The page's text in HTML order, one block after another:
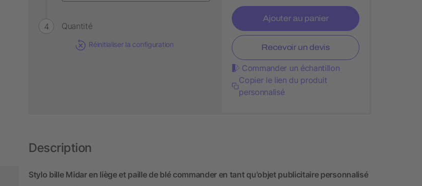
Quantité
Réinitialiser la configuration
Ajouter au panier
Recevoir un devis
Commander un échantillon
Copier le lien du produit
personnalisé
Description
Stylo bille Midar en liège et paille de blé commander en tant qu'objet publicitaire personnalisé